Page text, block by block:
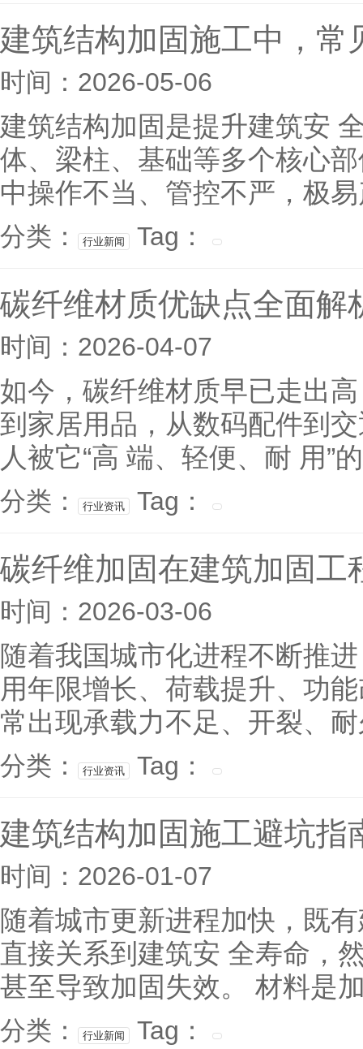
建筑结构加固施工中，常
时间：2026-05-06
建筑结构加固是提升建筑安
体、梁柱、基础等多个核心
中操作不当、管控不严，极
分类： 行业新闻 Tag：
碳纤维材质优缺点全面解
时间：2026-04-07
如今，碳纤维材质早已走出
到家居用品，从数码配件到
人被它“高 端、轻便、耐 用”
分类： 行业资讯 Tag：
碳纤维加固在建筑加固工
时间：2026-03-06
随着我国城市化进程不断推
用年限增长、荷载提升、功
常出现承载力不足、开裂、
分类： 行业资讯 Tag：
建筑结构加固施工避坑指
时间：2026-01-07
随着城市更新进程加快，既
直接关系到建筑安 全寿命，
甚至导致加固失效。 材料是
分类： 行业新闻 Tag：